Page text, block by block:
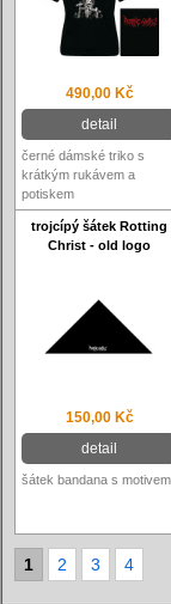
490,00 Kč
detail
černé dámské triko s
krátkým rukávem a
potiskem
trojcípý šátek Rotting
Christ - old logo
150,00 Kč
detail
šátek bandana s motivem
1 2 3 4